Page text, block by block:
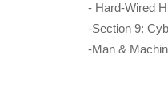
- Hard-Wired
-Section 9:
-Man &